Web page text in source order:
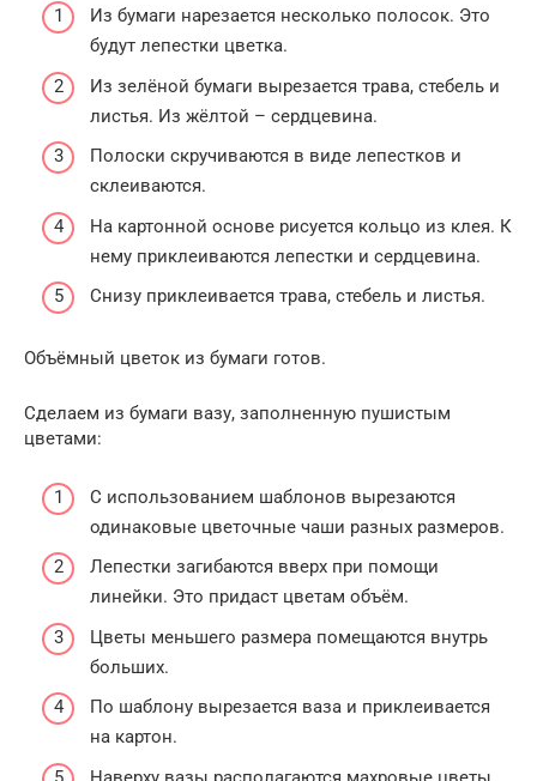
Из бумаги нарезается несколько полосок. Это
будут лепестки цветка.
Из зелёной бумаги вырезается трава, стебель и
листья. Из жёлтой – сердцевина.
Полоски скручиваются в виде лепестков и
склеиваются.
На картонной основе рисуется кольцо из клея. К
нему приклеиваются лепестки и сердцевина.
Снизу приклеивается трава, стебель и листья.
Объёмный цветок из бумаги готов.
Сделаем из бумаги вазу, заполненную пушистым
цветами:
С использованием шаблонов вырезаются
одинаковые цветочные чаши разных размеров.
Лепестки загибаются вверх при помощи
линейки. Это придаст цветам объём.
Цветы меньшего размера помещаются внутрь
больших.
По шаблону вырезается ваза и приклеивается
на картон.